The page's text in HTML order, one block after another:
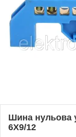
Шина нульова
6Х9/12